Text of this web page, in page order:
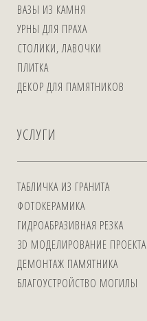
ВАЗЫ ИЗ КАМНЯ
УРНЫ ДЛЯ ПРАХА
СТОЛИКИ, ЛАВОЧКИ
ПЛИТКА
ДЕКОР ДЛЯ ПАМЯТНИКОВ
УСЛУГИ
ТАБЛИЧКА ИЗ ГРАНИТА
ФОТОКЕРАМИКА
ГИДРОАБРАЗИВНАЯ РЕЗКА
3D МОДЕЛИРОВАНИЕ ПРОЕКТА
ДЕМОНТАЖ ПАМЯТНИКА
БЛАГОУСТРОЙСТВО МОГИЛЫ